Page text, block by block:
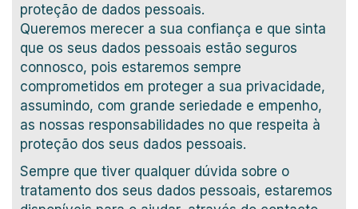
proteção de dados pessoais.
Queremos merecer a sua confiança e que sinta
que os seus dados pessoais estão seguros
connosco, pois estaremos sempre
comprometidos em proteger a sua privacidade,
assumindo, com grande seriedade e empenho,
as nossas responsabilidades no que respeita à
proteção dos seus dados pessoais.
Sempre que tiver qualquer dúvida sobre o
tratamento dos seus dados pessoais, estaremos